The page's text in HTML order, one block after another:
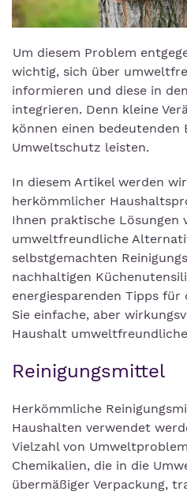
Um diesem Problem
wichtig, sich über
informieren und diese in
integrieren. Denn kleine
können einen bedeutenden
Umweltschutz leisten.
In diesem Artikel werden
herkömmlicher
Ihnen praktische Lösungen
umweltfreundliche
selbstgemachten
nachhaltigen
energiesparenden Tipps
Sie einfache, aber
Haushalt
Reinigungsmittel
Herkömmliche
Haushalten verwendet
Vielzahl von
Chemikalien, die in die
übermäßiger Verpackung,